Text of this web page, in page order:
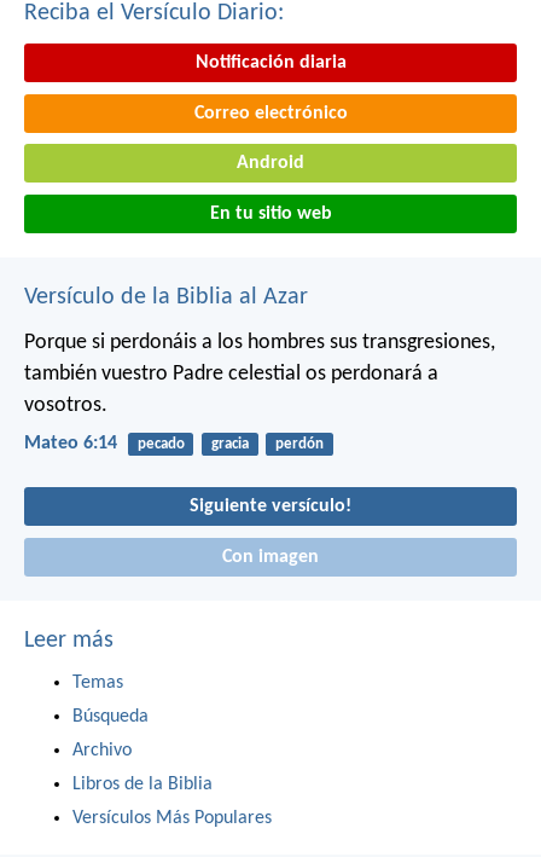
Reciba el Versículo Diario:
Notificación diaria
Correo electrónico
Android
En tu sitio web
Versículo de la Biblia al Azar
Porque si perdonáis a los hombres sus transgresiones,
también vuestro Padre celestial os perdonará a
vosotros.
Mateo 6:14 pecado gracia perdón
Siguiente versículo!
Con imagen
Leer más
Temas
Búsqueda
Archivo
Libros de la Biblia
Versículos Más Populares